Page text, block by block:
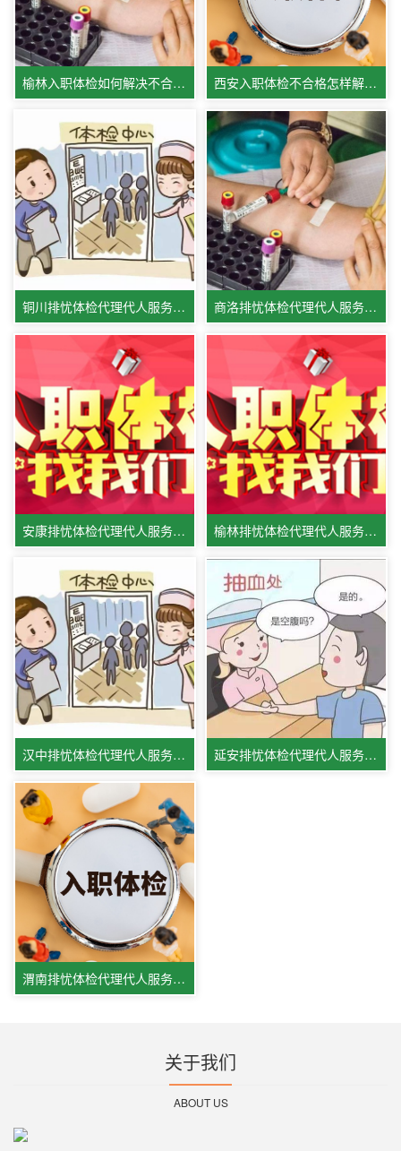
榆林入职体检如何解决不合格问题,榆林医院体检服务业务怎么办理 西安入职体检不合格怎样解决,西安市内医院体检服务业务如何办理
铜川排忧体检代理代人服务机构 商洛排忧体检代理代人服务公司
安康排忧体检代理代人服务中心 榆林排忧体检代理代人服务机构
汉中排忧体检代理代人服务公司 延安排忧体检代理代人服务集团
渭南排忧体检代理代人服务中心
关于我们
ABOUT US